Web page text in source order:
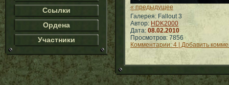
Ссылки
Ордена
Участники
« предыдущее
Галерея: Fallout 3
Автор: HDK2000
Дата: 08.02.2010
Просмотров: 7856
Комментарии: 4 | Добавить